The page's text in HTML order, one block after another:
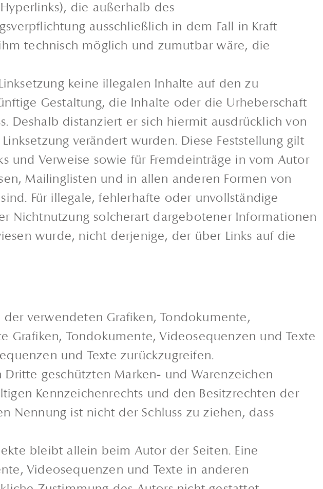
die außerhalb des
ausschließlich in dem Fall in Kraft
technisch möglich und zumutbar wäre, die
keine illegalen Inhalte auf den zu
Gestaltung, die Inhalte oder die Urheberschaft
Deshalb distanziert er sich hiermit ausdrücklich von
verändert wurden. Diese Feststellung gilt
und Verweise sowie für Fremdeinträge in vom Autor
Mailinglisten und in allen anderen Formen von
Für illegale, fehlerhafte oder unvollständige
Nichtnutzung solcherart dargebotener Informationen
wurde, nicht derjenige, der über Links auf die
verwendeten Grafiken, Tondokumente,
Tondokumente, Videosequenzen und Texte
und Texte zurückzugreifen.
geschützten Marken- und Warenzeichen
Kennzeichenrechts und den Besitzrechten der
Nennung ist nicht der Schluss zu ziehen, dass
bleibt allein beim Autor der Seiten. Eine
Videosequenzen und Texte in anderen